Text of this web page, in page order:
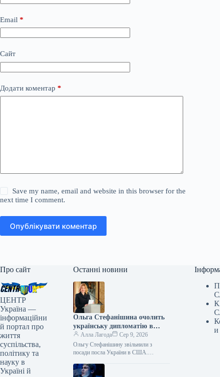
Email *
Сайт
Додати коментар *
Save my name, email and website in this browser for the
next time I comment.
Опублікувати коментар
Про сайт
ЦЕНТР
Україна —
інформаційни
й портал про
життя
суспільства,
політику та
науку в
Україні й
Останні новини
Ольга Стефанішина очолить
українську дипломатію в
США
Алла Лагода
Сер 9, 2026
Ольгу Стефанішину звільнили з
посади посла України в США.
Володимира Зеленського № 696/2026
и